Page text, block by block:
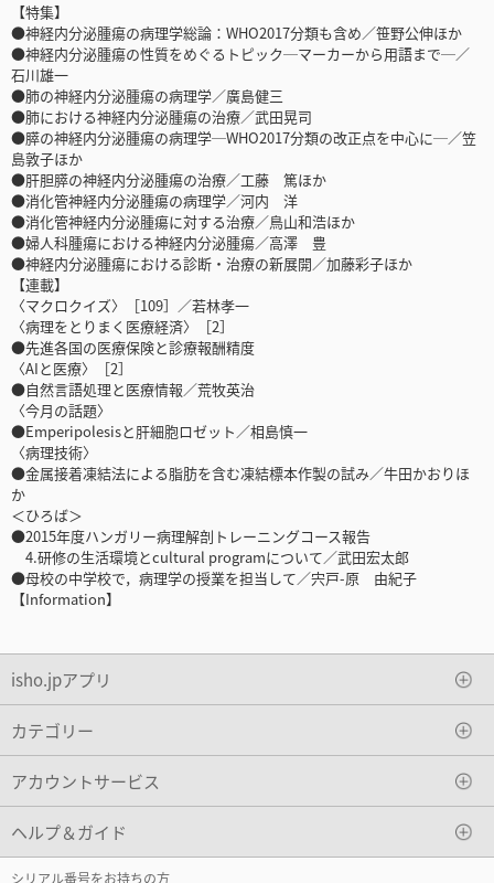
【特集】
●神経内分泌腫瘍の病理学総論：WHO2017分類も含め／笹野公伸ほか
●神経内分泌腫瘍の性質をめぐるトピック─マーカーから用語まで─／
石川雄一
●肺の神経内分泌腫瘍の病理学／廣島健三
●肺における神経内分泌腫瘍の治療／武田晃司
●膵の神経内分泌腫瘍の病理学─WHO2017分類の改正点を中心に─／笠
島敦子ほか
●肝胆膵の神経内分泌腫瘍の治療／工藤 篤ほか
●消化管神経内分泌腫瘍の病理学／河内 洋
●消化管神経内分泌腫瘍に対する治療／鳥山和浩ほか
●婦人科腫瘍における神経内分泌腫瘍／高澤 豊
●神経内分泌腫瘍における診断・治療の新展開／加藤彩子ほか
【連載】
〈マクロクイズ〉［109］／若林孝一
〈病理をとりまく医療経済〉［2］
●先進各国の医療保険と診療報酬精度
〈AIと医療〉［2］
●自然言語処理と医療情報／荒牧英治
〈今月の話題〉
●Emperipolesisと肝細胞ロゼット／相島慎一
〈病理技術〉
●金属接着凍結法による脂肪を含む凍結標本作製の試み／牛田かおりほ
か
＜ひろば＞
●2015年度ハンガリー病理解剖トレーニングコース報告
4.研修の生活環境とcultural programについて／武田宏太郎
●母校の中学校で，病理学の授業を担当して／宍戸-原 由紀子
【Information】
isho.jpアプリ
カテゴリー
アカウントサービス
ヘルプ＆ガイド
シリアル番号をお持ちの方